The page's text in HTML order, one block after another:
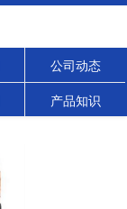
公司动态
产品知识